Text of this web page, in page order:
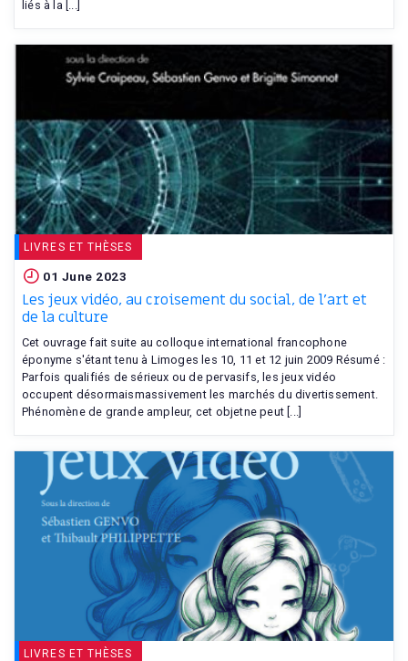
liés à la [...]
LIVRES ET THÈSES
01 June 2023
Les jeux vidéo, au croisement du social, de l'art et
de la culture
Cet ouvrage fait suite au colloque international francophone
éponyme s'étant tenu à Limoges les 10, 11 et 12 juin 2009 Résumé :
Parfois qualifiés de sérieux ou de pervasifs, les jeux vidéo
occupent désormaismassivement les marchés du divertissement.
Phénomène de grande ampleur, cet objetne peut [...]
LIVRES ET THÈSES